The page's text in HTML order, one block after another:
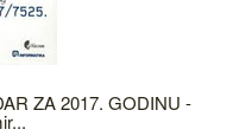
ZA 2017. GODINU -